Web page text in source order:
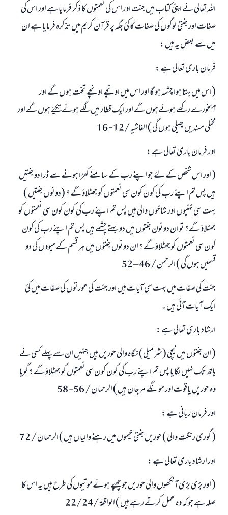
اللہ تعالی نے اپنی کتاب میں جنت اور اس کی نعمتوں کا ذکر فرمایا ہے اور اس کی
صفات اور جنتی لوگوں کی صفات کا کئ جگہ پر قرآن کریم میں تذکرہ فرمایا ہے ان
میں سے بعض یہ ہیں :
فرمان باری تعالی ہے :
(اس میں بہتا ہوا چشمہ ہو گا اور اس میں اونچے اونچے تخت ہوں گے اور
آبخورے رکھے ہوئےہوں گے اور ایک قطار میں لگے ہوئےتکیۓ ہوں گے اور
مخملی مسندیں پھیلی ہوں گی ) الغاشیہ /12- 16
اور فرمان باری تعالی ہے :
( اور اس شخص کے لۓ جو اپنے رب کے سامنے کھڑا ہونے سے ڈرا دو جنتیں
ہیں پس تم اپنے رب کی کون کون سی نعمتوں کو جھٹلاؤ گے ؟ (دونوں جنتیں )
بہت سی ٹہنیوں اور شاخوں والی ہیں پس تم اپنے رب کی کون کون سی نعمتوں کو
جھٹلاؤ گے؟ تو ان دونون جنتوں میں دو بہتے چشمے ہیں پس تم اپنے رب کی کون
کون سی نعمتوں کو جھٹلاؤ گے ؟ ان دونوں جنتوں میں ہر قسم کے میووں کی دو
قسمیں ہوں گی ) الرحمن / 46 – 52
جنت کی صفات میں بہت سی آیات ہیں اور جنت کی عورتوں کی صفات میں کئ
ایک آیات آئی ہیں ۔
ارشاد باری تعالی ہے :
( ان جنتوں میں نیچی (شرمیلی) نگاہ والی حوریں ہیں جنہیں ان سے پہلے کسی نے
ہاتھ تک نہیں لگایا پس تم اپنے رب کی کون کون سی نعمتوں کو جھٹلاؤ گے ؟ گویا
وہ حوریں یاقوت اور مونگے مرجان ہیں ) الرحمان / 56- 58
اور فرمان ربانی ہے :
( گوری رنگت والی ) حوریں جنتی خیموں میں رہنے والیاں ہیں ) الرحمان / 72
اور ارشاد باری تعالی ہے :
( اور بڑی بڑی آنکھوں والی حوریں جو چھپے ہوئےموتیوں کی طرح ہیں یہ اس کا
صلہ ہے جو کہ وہ عمل کرتے رہے ہیں ) الواقعۃ /22/24